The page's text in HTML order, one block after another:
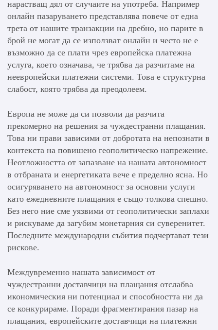
нарастващ дял от случаите на употреба. Например
онлайн пазаруването представлява повече от една
трета от нашите транзакции на дребно, но парите в
брой не могат да се използват онлайн и често не е
възможно да се плати чрез европейска платежна
услуга, което означава, че трябва да разчитаме на
неевропейски платежни системи. Това е структурна
слабост, която трябва да преодолеем.
Европа не може да си позволи да разчита
прекомерно на решения за чуждестранни плащания.
Това ни прави зависими от добротата на непознати в
контекста на повишено геополитическо напрежение.
Неотложността от запазване на нашата автономност
в отбраната и енергетиката вече е пределно ясна. Но
осигуряването на автономност за основни услуги
като ежедневните плащания е също толкова спешно.
Без него ние сме уязвими от геополитически заплахи
и рискуваме да загубим монетарния си суверенитет.
Последните международни събития подчертават тези
рискове.
Междувременно нашата зависимост от
чуждестранни доставчици на плащания отслабва
икономическия ни потенциал и способността ни да
се конкурираме. Поради фрагментирания пазар на
плащания, европейските доставчици на платежни